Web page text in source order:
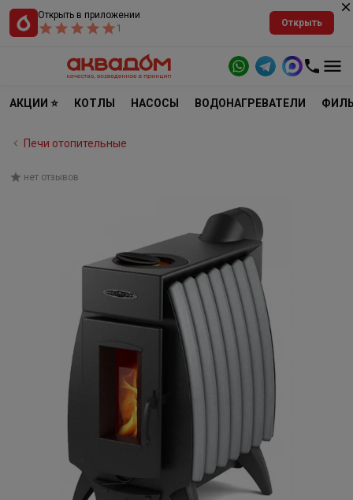
Открыть в приложении
1
Открыть
АКЦИИ ⭐ КОТЛЫ НАСОСЫ ВОДОНАГРЕВАТЕЛИ
Печи отопительные
нет отзывов